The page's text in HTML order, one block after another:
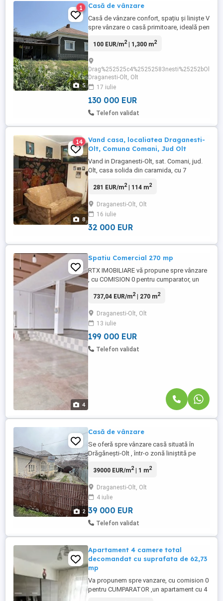
5
1 Casă de vânzare
Casă de vânzare confort, spațiu și liniște Vă
spre vânzare o casă primitoare, ideală pentru o
Proprietatea dispune de camere luminoase și
curte generoasă, perfectă pentru relaxare,
petrecerea timpului ...
100 EUR/m2| 1,300 m2
Draganesti-Olt, Olt
17 iulie
130 000 EUR
Telefon validat
8
14
Vand casa, localiatea Draganesti-
Olt, Comuna Comani, Jud Olt
Vand in Draganesti-Olt, sat. Comani, jud.
Olt, casa solida din caramida, cu 7
anexe, pivnita, impreuna cu terenul aferent
Imobilul necesita renovare.
281 EUR/m2| 114 m2
Draganesti-Olt, Olt
16 iulie
32 000 EUR
4
Spatiu Comercial 270 mp
RTX IMOBILIARE vă propune spre vânzare
, cu COMISION 0 pentru cumparator, un
utilă totală de 270 mp, ideal pentru
succes! Amplasat într-o zonă cu
vizibilitate foarte bună și acces facil,
spațiul beneficiază de o compartimentare
737,04 EUR/m2| 270 m2
Draganesti-Olt, Olt
13 iulie
199 000 EUR
Telefon validat
2
Casă de vânzare
Se oferă spre vânzare casă situată în
Drăgănești-Olt , într-o zonă liniștită pe
orașului. Casa este racordată la canalizare
Pentru detalii :
39000 EUR/m2| 1 m2
Draganesti-Olt, Olt
4 iulie
39 000 EUR
Telefon validat
Apartament 4 camere total
decomandat cu suprafata de 62,73
mp
Va propunem spre vanzare, cu comision 0
pentru CUMPARATOR ,un apartament cu 4